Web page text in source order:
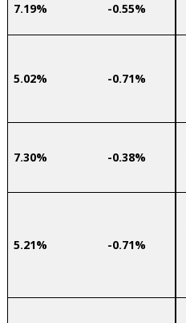
-0.55%
7.19%
-0.71%
5.02%
-0.38%
7.30%
-0.71%
5.21%